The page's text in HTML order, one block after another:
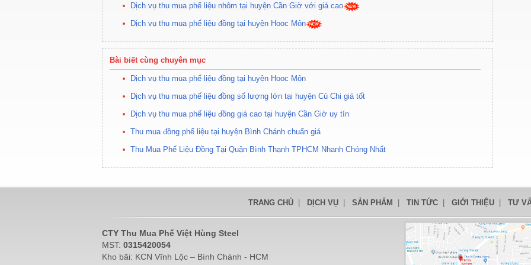
Dịch vụ thu mua phế liệu nhôm tại huyện Cần Giờ với giá cao
Dịch vụ thu mua phế liệu đồng tại huyện Hooc Môn
Bài biết cùng chuyên mục
Dịch vụ thu mua phế liệu đồng tại huyện Hooc Môn
Dịch vụ thu mua phế liệu đồng số lượng lớn tại huyện Củ Chi giá tốt
Dịch vụ thu mua phế liệu đồng giá cao tại huyện Cần Giờ uy tín
Thu mua đồng phế liệu tại huyện Bình Chánh chuẩn giá
Thu Mua Phế Liệu Đồng Tại Quận Bình Thạnh TPHCM Nhanh Chóng Nhất
TRANG CHỦ| DỊCH VỤ| SẢN PHẨM TIN TỨC| GIỚI THIỆU| TƯ
CTY Thu Mua Phế Việt Hùng Steel
MST: 0315420054
Kho bãi: KCN Vĩnh Lộc – Bình Chánh - HCM